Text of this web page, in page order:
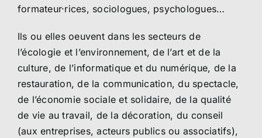
formateur·rices, sociologues, psychologues…
Ils ou elles oeuvent dans les secteurs de
l’écologie et l’environnement, de l’art et de la
culture, de l’informatique et du numérique, de la
restauration, de la communication, du spectacle,
de l’économie sociale et solidaire, de la qualité
de vie au travail, de la décoration, du conseil
(aux entreprises, acteurs publics ou associatifs),